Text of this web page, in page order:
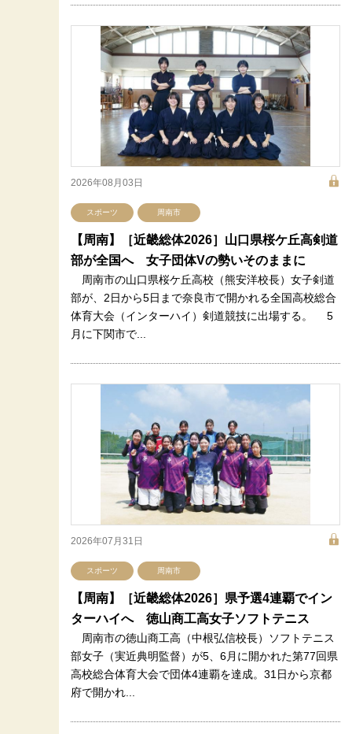
2026年08月03日
スポーツ 周南市
【周南】［近畿総体2026］山口県桜ケ丘高剣道
部が全国へ 女子団体Vの勢いそのままに
周南市の山口県桜ケ丘高校（熊安洋校長）女子剣道
部が、2日から5日まで奈良市で開かれる全国高校総合
体育大会（インターハイ）剣道競技に出場する。 5
月に下関市で...
2026年07月31日
スポーツ 周南市
【周南】［近畿総体2026］県予選4連覇でイン
ターハイへ 徳山商工高女子ソフトテニス
周南市の徳山商工高（中根弘信校長）ソフトテニス
部女子（実近典明監督）が5、6月に開かれた第77回県
高校総合体育大会で団体4連覇を達成。31日から京都
府で開かれ...